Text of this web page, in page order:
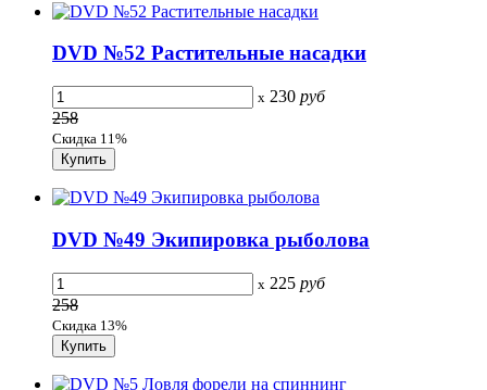
DVD №52 Растительные насадки
x 230 руб
258
Скидка 11%
DVD №49 Экипировка рыболова
x 225 руб
258
Скидка 13%